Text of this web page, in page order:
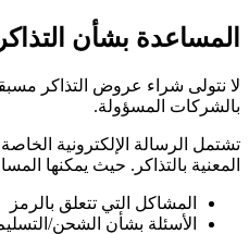
المساعدة بشأن
لا نتولى شراء عروض التذاكر
بالشركات المسؤولة.
تشتمل الرسالة الإلكترونية
المعنية بالتذاكر. حيث يمكنها
المشاكل التي تتعلق بالرمز
الأسئلة بشأن الشحن/